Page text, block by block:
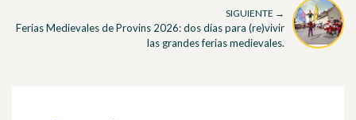
SIGUIENTE →
Ferias Medievales de Provins 2026: dos días para (re)vivir
las grandes ferias medievales.